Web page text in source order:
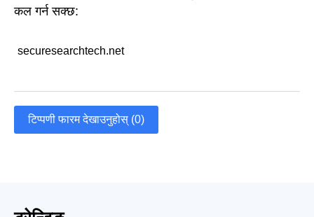
कल गर्न सक्छ:
securesearchtech.net
टिप्पणी फारम देखाउनुहोस् (0)